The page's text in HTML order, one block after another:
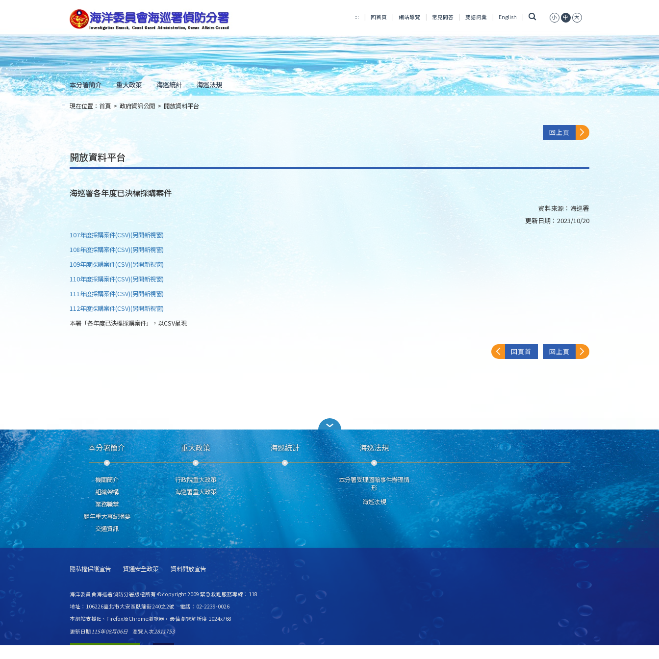
到
主
要
內
容
Skip
to
main
content
::: 回首頁 網站導覽 常見問答 雙語詞彙 English 小 中 大
本分署簡介 重大政策 海巡統計 海巡法規
::: 現在位置： 首頁 > 政府資訊公開 > 開放資料平台
回上頁
開放資料平台
海巡署各年度已決標採購案件
資料來源： 海巡署
更新日期： 2023/10/20
107年度採購案件(CSV)(另開新視窗)
108年度採購案件(CSV)(另開新視窗)
109年度採購案件(CSV)(另開新視窗)
110年度採購案件(CSV)(另開新視窗)
111年度採購案件(CSV)(另開新視窗)
112年度採購案件(CSV)(另開新視窗)
本署「各年度已決標採購案件」，以CSV呈現
回頁首 回上頁
本分署簡介
機關簡介
組織架構
業務職掌
歷年重大事紀摘要
交通資訊
重大政策
行政院重大政策
海巡署重大政策
海巡統計 海巡法規
本分署受理國賠事件辦理情
形
海巡法規
隱私權保護宣告 資通安全政策 資料開放宣告
海洋委員會海巡署偵防分署版權所有 ©copyright 2009 緊急救難服務專線：118
地址：106226臺北市大安區臥龍街240之2號 電話：02-2239-0026
本網站支援IE、Firefox及Chrome瀏覽器，最佳瀏覽解析度 1024x768
更新日期115年08月06日 瀏覽人次2811753